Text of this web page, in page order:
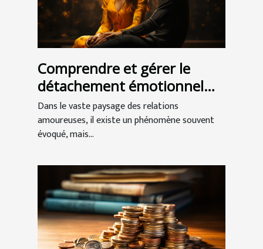
Comprendre et gérer le
détachement émotionnel
dans les relations
amoureuses
Dans le vaste paysage des relations
amoureuses, il existe un phénomène souvent
évoqué, mais...